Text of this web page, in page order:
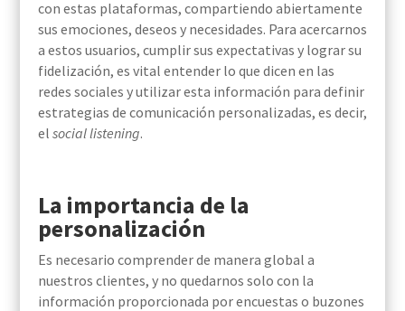
con estas plataformas, compartiendo abiertamente
sus emociones, deseos y necesidades. Para acercarnos
a estos usuarios, cumplir sus expectativas y lograr su
fidelización, es vital entender lo que dicen en las
redes sociales y utilizar esta información para definir
estrategias de comunicación personalizadas, es decir,
el social listening.
La importancia de la
personalización
Es necesario comprender de manera global a
nuestros clientes, y no quedarnos solo con la
información proporcionada por encuestas o buzones